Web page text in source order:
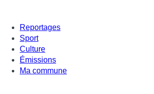
Reportages
Sport
Culture
Émissions
Ma commune